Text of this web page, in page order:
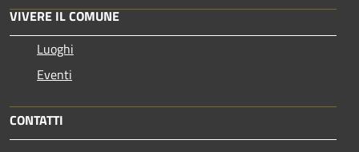
VIVERE IL COMUNE
Luoghi
Eventi
CONTATTI